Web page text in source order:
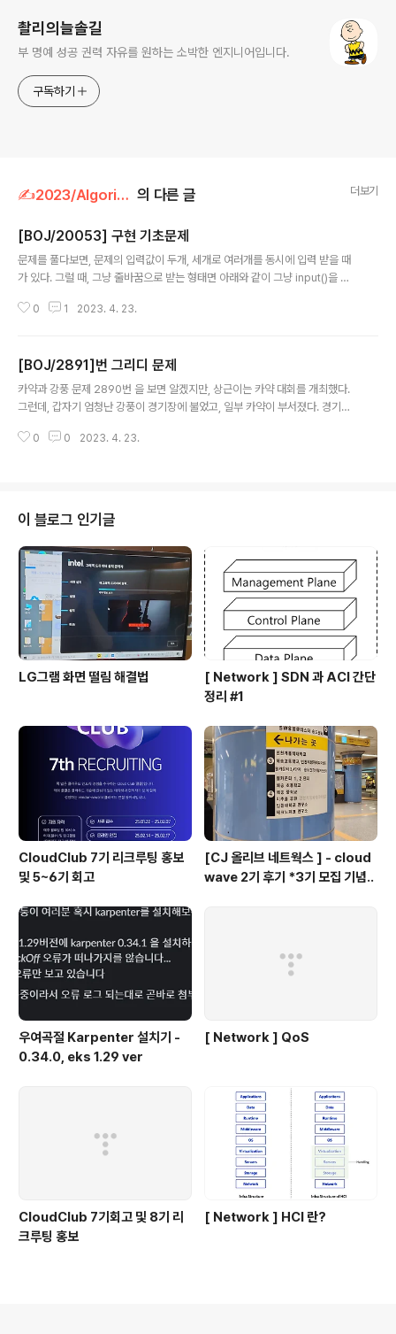
촬리의늘솔길
부 명예 성공 권력 자유를 원하는 소박한 엔지니어입니다.
구독하기
✍️2023/Algorithm 의 다른 글 더보기
[BOJ/20053] 구현 기초문제
문제를 풀다보면, 문제의 입력값이 두개, 세개로 여러개를 동시에 입력 받을 때
가 있다. 그럴 때, 그냥 줄바꿈으로 받는 형태면 아래와 같이 그냥 input()을 몇
문법 기초 또 알게된것 정리2차원 배열 입력받기(모두 배열의 세로(B)의 크기
nt,input().split())) 2. 원소에 list 추가하기 arr = [] for i in range(B): arr.a
ppend(list(map(int,inp..
0 1 2023. 4. 23.
[BOJ/2891]번 그리디 문제
카약과 강풍 문제 2890번 을 보면 알겠지만, 상근이는 카약 대회를 개최했다.
그런데, 갑자기 엄청난 강풍이 경기장에 불었고, 일부 카약이 부서졌다. 경기는
서 카약을 하나 더 경기장에 들고 왔다. 카약은 매우 무겁고 운반하기 어렵다. 따
손상되었다면, 여분의 카약으로 경기에 출전하게되고, 이 카약은 다른 팀에게
빌려줄 수 없다. 카약이 부서진 팀과 하나 더 가져온 팀이 주어진다. 카약을 적..
0 0 2023. 4. 23.
이 블로그 인기글
LG그램 화면 떨림 해결법
[ Network ] SDN 과 ACI 간단
정리 #1
CloudClub 7기 리크루팅 홍보
및 5~6기 회고
[CJ 올리브 네트웍스 ] - cloud
wave 2기 후기 *3기 모집 기념..
우여곡절 Karpenter 설치기 -
0.34.0, eks 1.29 ver
[ Network ] QoS
CloudClub 7기회고 및 8기 리
크루팅 홍보
[ Network ] HCI 란?